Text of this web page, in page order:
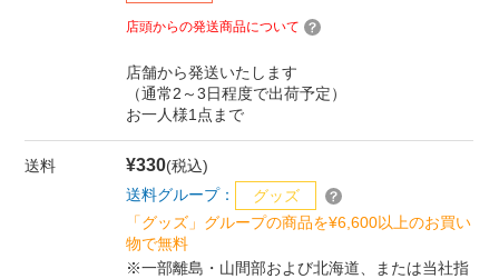
店頭からの発送商品について
店舗から発送いたします
（通常2～3日程度で出荷予定）
お一人様1点まで
送料 ¥330(税込)
送料グループ：
グッズ
「グッズ」グループの商品を¥6,600以上のお買い
物で無料
※一部離島・山間部および北海道、または当社指